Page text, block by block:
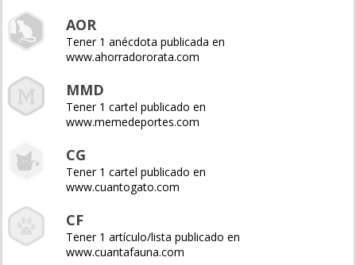
AOR
Tener 1 anécdota publicada en
www.ahorradororata.com
MMD
Tener 1 cartel publicado en
www.memedeportes.com
CG
Tener 1 cartel publicado en
www.cuantogato.com
CF
Tener 1 artículo/lista publicado en
www.cuantafauna.com